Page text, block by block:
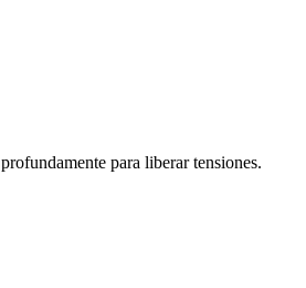
para liberar tensiones.